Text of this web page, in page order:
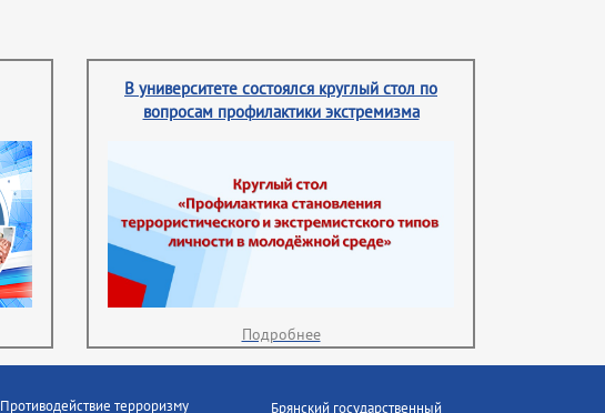
В университете состоялся круглый стол по
вопросам профилактики экстремизма
Подробнее
Противодействие терроризму Брянский государственный